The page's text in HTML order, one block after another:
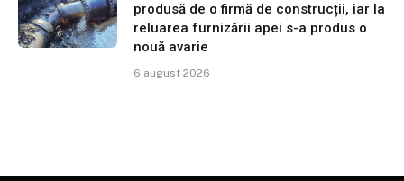
produsă de o firmă de construcții, iar la
reluarea furnizării apei s-a produs o
nouă avarie
6 august 2026